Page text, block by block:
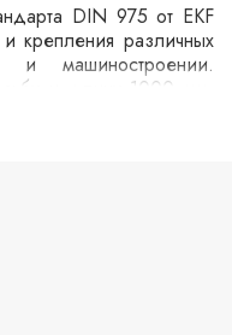
DIN 975 от EKF
крепления различных
и машиностроении.
и длину 1000 мм,
в широком спектре